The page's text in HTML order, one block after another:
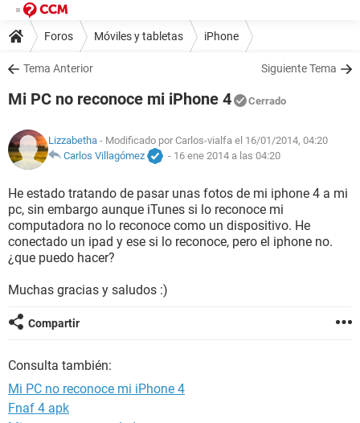
Foros Móviles y tabletas iPhone
Tema Anterior Siguiente Tema
Mi PC no reconoce mi iPhone 4 Cerrado
Lizzabetha - Modificado por Carlos-vialfa el 16/01/2014, 04:20
Carlos Villagómez
- 16 ene 2014 a las 04:20
He estado tratando de pasar unas fotos de mi iphone 4 a mi
pc, sin embargo aunque iTunes si lo reconoce mi
computadora no lo reconoce como un dispositivo. He
conectado un ipad y ese si lo reconoce, pero el iphone no.
¿que puedo hacer?
Muchas gracias y saludos :)
Compartir
Consulta también:
Mi PC no reconoce mi iPhone 4
Fnaf 4 apk